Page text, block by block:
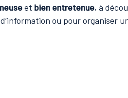
et bien entretenue, à
ou pour organiser